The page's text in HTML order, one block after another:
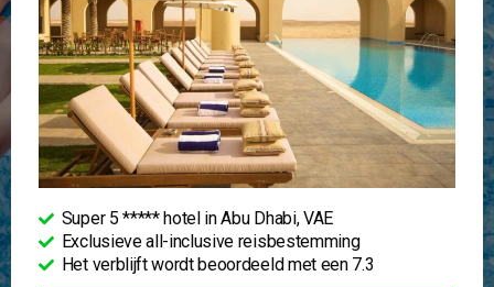
Super 5 ***** hotel in Abu Dhabi, VAE
Exclusieve all-inclusive reisbestemming
Het verblijft wordt beoordeeld met een 7.3